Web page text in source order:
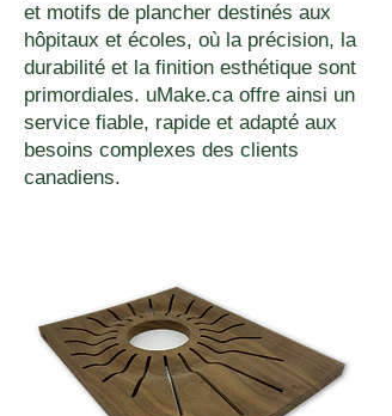
et motifs de plancher destinés aux
hôpitaux et écoles, où la précision, la
durabilité et la finition esthétique sont
primordiales. uMake.ca offre ainsi un
service fiable, rapide et adapté aux
besoins complexes des clients
canadiens.